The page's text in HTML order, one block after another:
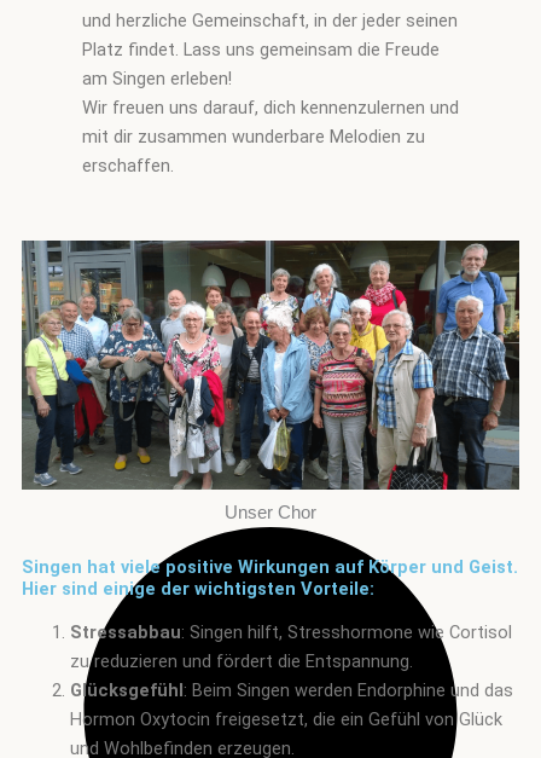
und herzliche Gemeinschaft, in der jeder seinen
Platz findet. Lass uns gemeinsam die Freude
am Singen erleben!
Wir freuen uns darauf, dich kennenzulernen und
mit dir zusammen wunderbare Melodien zu
erschaffen.
Unser Chor
Singen hat viele positive Wirkungen auf Körper und Geist.
Hier sind einige der wichtigsten Vorteile:
Stressabbau: Singen hilft, Stresshormone wie Cortisol
zu reduzieren und fördert die Entspannung.
Glücksgefühl: Beim Singen werden Endorphine und das
Hormon Oxytocin freigesetzt, die ein Gefühl von Glück
und Wohlbefinden erzeugen.